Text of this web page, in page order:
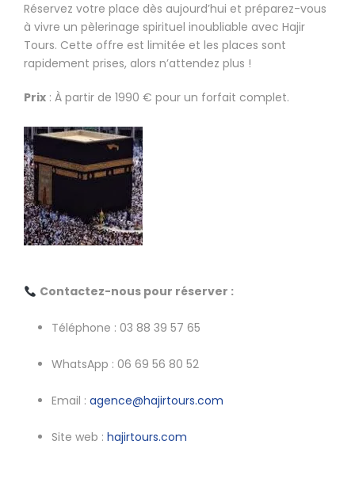
Réservez votre place dès aujourd’hui et préparez-vous
à vivre un pèlerinage spirituel inoubliable avec Hajir
Tours. Cette offre est limitée et les places sont
rapidement prises, alors n’attendez plus !
Prix : À partir de 1990 € pour un forfait complet.
Contactez-nous pour réserver :
Téléphone : 03 88 39 57 65
WhatsApp : 06 69 56 80 52
Email : agence@hajirtours.com
Site web : hajirtours.com